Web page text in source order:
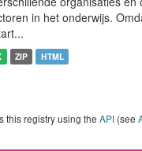
in het onderwijs.
ZIP HTML
this registry using the API (see